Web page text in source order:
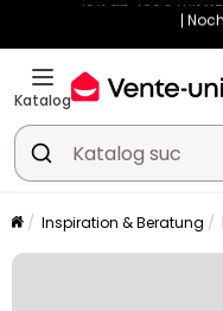
Kauf-unique wird zu
-10% ab 400€ mit
Noch:
Katalog
Inspiration & Beratung